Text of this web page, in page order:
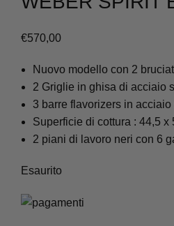
€570,00
Nuovo modello con 2
2 Griglie in ghisa di acciaio
3 barre flavorizers in acciaio
Superficie di cottura : 44,5 x
2 piani di lavoro neri con 6
Esaurito